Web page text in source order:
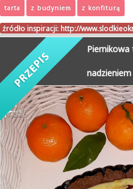
tarta z budyniem z konfiturą
źródło inspiracji: http://
nadzieniem